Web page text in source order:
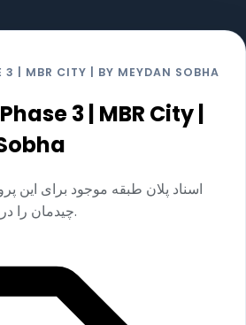
3 | MBR CITY | BY MEYDAN SOBHA
3 | MBR City |
اسناد پلان طبقه موجود برای این
چیدمان را در یک تب جداگانه باز کنید.